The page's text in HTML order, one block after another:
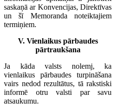
saskaņā ar Konvencijas, Direktīvas
un šī Memoranda noteiktajiem
termiņiem.
V. Vienlaikus pārbaudes
pārtraukšana
Ja kāda valsts nolemj, ka
vienlaikus pārbaudes turpināšana
vairs nedod rezultātus, tā rakstiski
informē otru valsti par savu
atsaukumu.